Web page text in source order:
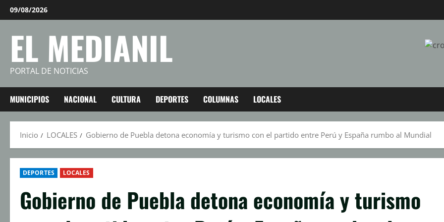
Saltar
al
09/08/2026
EL MEDIANIL
PORTAL DE NOTICIAS
MUNICIPIOS NACIONAL CULTURA DEPORTES COLUMNAS LOCALES
Inicio LOCALES Gobierno de Puebla detona economía y turismo con el partido entre Perú y España rumbo al Mundial
DEPORTES LOCALES
Gobierno de Puebla detona economía y turismo